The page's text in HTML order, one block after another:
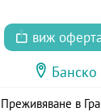
виж
Банско
в